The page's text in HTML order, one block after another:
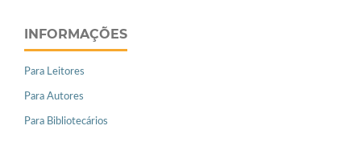
INFORMAÇÕES
Para Leitores
Para Autores
Para Bibliotecários